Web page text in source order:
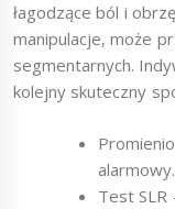
łagodzące ból i
manipulacje, może
segmentarnych.
kolejny skuteczny
alarmowy.
Test SLR